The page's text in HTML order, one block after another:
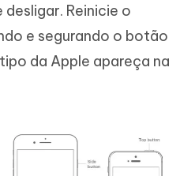
Reinicie o
e segurando o botão
da Apple apareça na